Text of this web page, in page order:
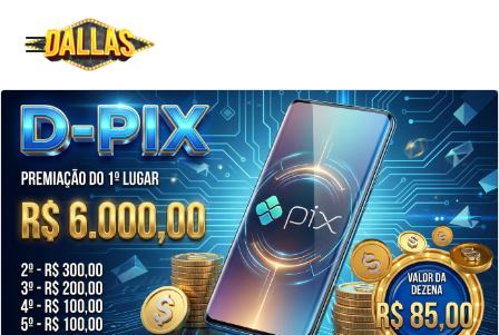
Cotas indisponíveis!
Essas cotas não estão disponíveís!
Verifique quais estão disponíveis ou se o sorteio não
acabou.